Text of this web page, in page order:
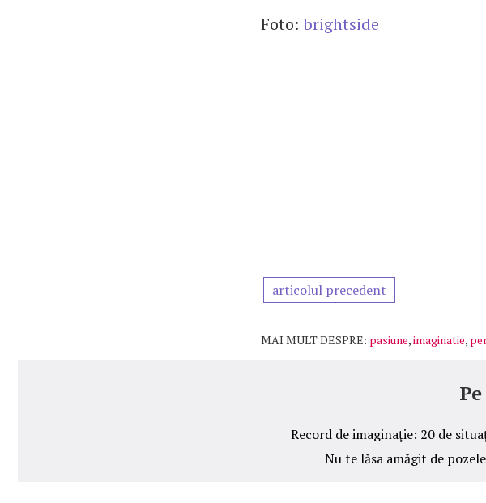
Foto: brightside
articolul precedent
MAI MULT DESPRE: pasiune,imaginatie,
Record de imaginaţie: 20 de
Nu te lăsa amăgit de